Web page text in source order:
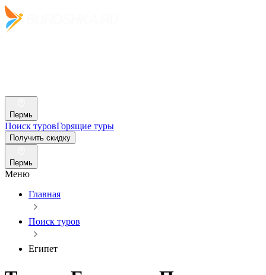
Пермь
Поиск туровГорящие туры
Получить скидку
Пермь
Меню
Главная
Поиск туров
Египет